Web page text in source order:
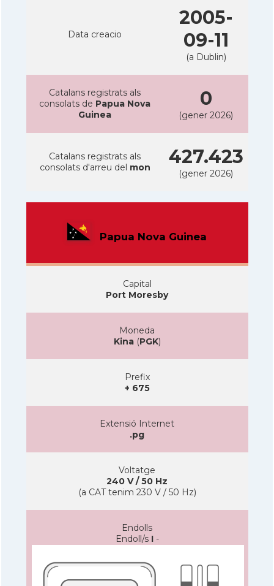
Data creacio
2005-
09-11
(a Dublin)
Catalans registrats als
consolats de Papua Nova
Guinea
0
(gener 2026)
Catalans registrats als
consolats d'arreu del mon 427.423
(gener 2026)
Papua Nova Guinea
Capital
Port Moresby
Moneda
Kina(PGK)
Prefix
+ 675
Extensió Internet
.pg
Voltatge
240 V / 50 Hz
(a CAT tenim 230 V / 50 Hz)
Endolls
Endoll/s I-